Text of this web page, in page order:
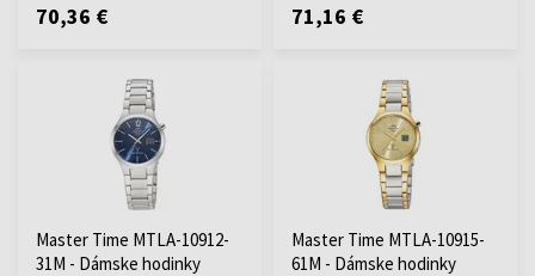
70,36 € 71,16 €
Master Time MTLA-10912-
31M - Dámske hodinky
Master Time MTLA-10915-
61M - Dámske hodinky